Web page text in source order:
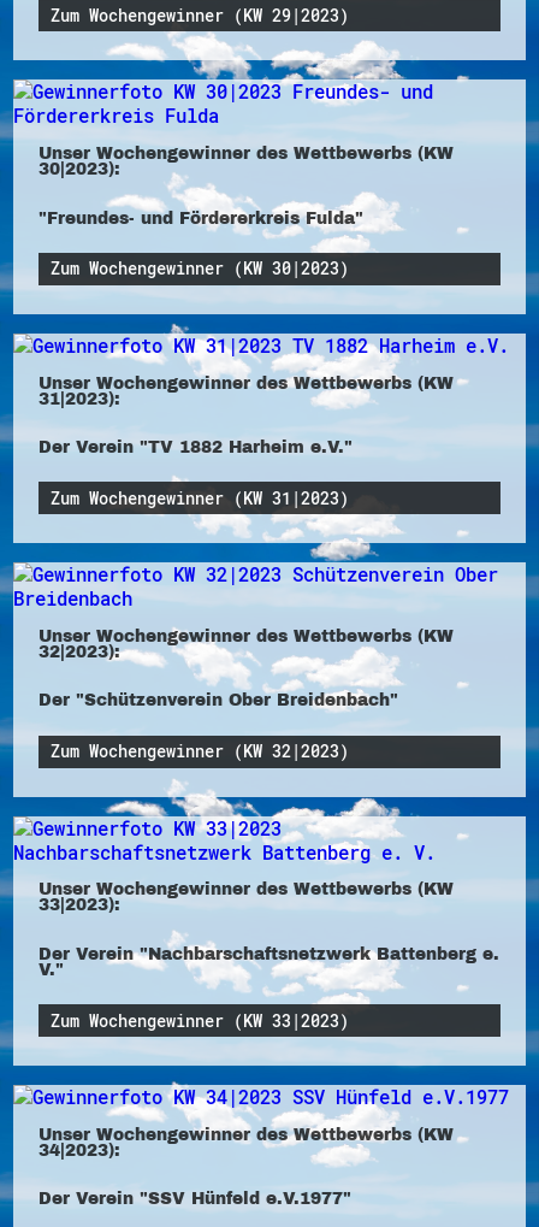
Zum Wochengewinner (KW 29|2023)
Unser Wochengewinner des Wettbewerbs (KW
30|2023):
"Freundes- und Fördererkreis Fulda"
Zum Wochengewinner (KW 30|2023)
Unser Wochengewinner des Wettbewerbs (KW
31|2023):
Der Verein "TV 1882 Harheim e.V."
Zum Wochengewinner (KW 31|2023)
Unser Wochengewinner des Wettbewerbs (KW
32|2023):
Der "Schützenverein Ober Breidenbach"
Zum Wochengewinner (KW 32|2023)
Unser Wochengewinner des Wettbewerbs (KW
33|2023):
Der Verein "Nachbarschaftsnetzwerk Battenberg e.
V."
Zum Wochengewinner (KW 33|2023)
Unser Wochengewinner des Wettbewerbs (KW
34|2023):
Der Verein "SSV Hünfeld e.V.1977"